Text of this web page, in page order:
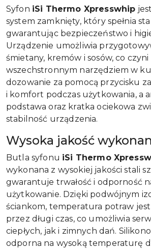
Syfon iSi Thermo Xpresswhip
system zamknięty, który spełnia
gwarantując bezpieczeństwo i
Urządzenie umożliwia
śmietany, kremów i sosów, co czyni
wszechstronnym narzędziem w
dozowanie za pomocą przycisku
i komfort podczas użytkowania, a
podstawa oraz kratka ociekowa
stabilność urządzenia.
Wysoka jakość
Butla syfonu iSi Thermo
wykonana z wysokiej jakości stali
gwarantuje trwałość i odporność
użytkowanie. Dzięki podwójnym
ściankom, temperatura potraw
przez długi czas, co umożliwia
ciepłych, jak i zimnych dań.
odporna na wysoką temperaturę